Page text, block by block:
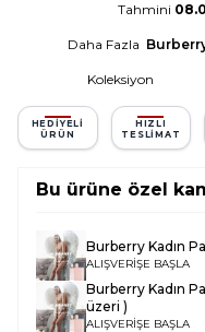
Tahmini
Daha Fazla
Koleksiyon
HEDIYELI
ÜRÜN
HIZLI
TESLIMAT
Bu ürüne özel
Burberry Kadın
ALIŞVERİŞE BAŞLA
Burberry Kadın
üzeri )
ALIŞVERİŞE BAŞLA